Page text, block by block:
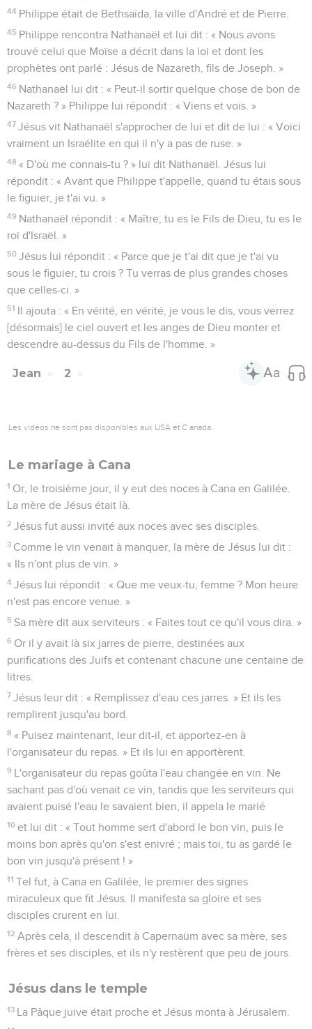
le monde et les hommes ont préféré les ténèbres à la
lumière parce que leur manière d’agir était mauvaise.
En effet, toute personne qui fait le mal déteste la lumière,
et elle ne vient pas à la lumière pour éviter que ses actes
soient dévoilés.
Mais celui qui agit conformément à la vérité vient à la
lumière afin qu'il soit évident que ce qu’il a fait, il l’a fait en
Dieu. »
Jésus et Jean
Après cela, Jésus, accompagné de ses disciples, se rendit
Jean aussi baptisait à Enon, près de Salim, parce qu'il y
En effet, Jean n'avait pas encore été mis en prison.
Or, une discussion surgit entre les disciples de Jean et un
Juif au sujet de la purification.
26 Ils vinrent trouver Jean et lui dirent : « Maître, celui qui
était avec toi de l'autre côté du Jourdain et à qui tu as rendu
témoignage, le voilà qui baptise, et tous vont vers lui. »
27 Jean répondit : « Un homme ne peut recevoir que ce qui
pas le Messie, mais j'ai été envoyé devant lui.’
qui se tient là et qui l'entend, éprouve une grande joie à
cause de la voix du marié. Ainsi donc, cette joie qui est la
mienne est parfaite.
30 Il faut qu'il grandisse et que moi, je diminue.
Celui qui vient du ciel
31
Celui qui vient d'en haut est au-dessus de tous ; celui qui
est de la terre est de la terre et il parle des réalités terrestres.
Celui qui vient du ciel est au-dessus de tous,
32
il rend témoignage de ce qu'il a vu et entendu, et
personne n’accepte son témoignage.
33 Celui qui a accepté son témoignage a certifié que Dieu est
vrai.
34 En effet, celui que Dieu a envoyé dit les paroles de Dieu,
parce que Dieu lui donne l'Esprit sans mesure.
35 Le Père aime le Fils et a tout remis entre ses mains.
36 Celui qui croit au Fils a la vie éternelle ; celui qui ne croit
pas au Fils ne verra pas la vie, mais la colère de Dieu reste au
contraire sur lui. »
Les vidéos ne sont pas disponibles aux USA et C anada.
Jésus et la femme de Samarie
1 Le Seigneur apprit que les pharisiens avaient entendu dire
2 – A vrai dire Jésus ne baptisait pas lui-même, mais c'étaient
ses disciples qui le faisaient. –
Alors il quitta la Judée et retourna en Galilée.